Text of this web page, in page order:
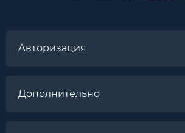
Авторизация
Дополнительно